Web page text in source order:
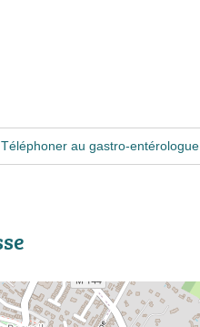
Téléphoner au gastro-entérologue